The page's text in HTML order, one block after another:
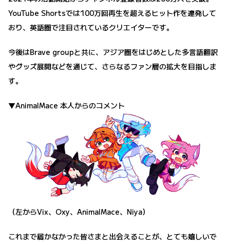
YouTube Shortsでは100万回再生を超えるヒット作を連発して
おり、英語圏で注目されているクリエイターです。
今後はBrave groupと共に、アジア圏をはじめとした多言語翻訳
やグッズ展開などを通じて、さらなるファン層の拡大を目指しま
す。
▼AnimalMace 本人からのコメント
（左からVix、Oxy、AnimalMace、Niya）
これまで届かなかった皆さまと出会えることが、とても嬉しいで